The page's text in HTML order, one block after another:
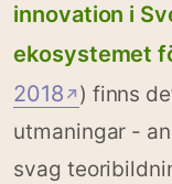
innovation i
ekosystemet
2018 ↗ ) finns
utmaningar -
svag